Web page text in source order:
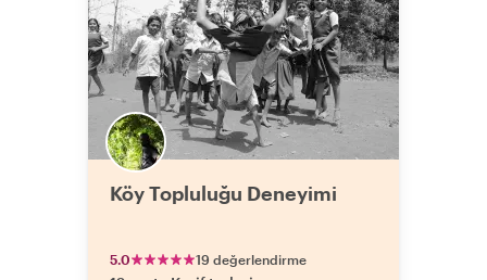
Köy Topluluğu Deneyimi
5.0 19 değerlendirme